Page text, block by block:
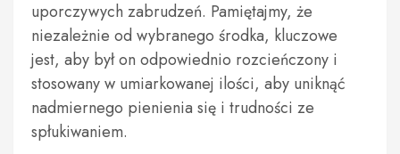
uporczywych zabrudzeń. Pamiętajmy, że
niezależnie od wybranego środka, kluczowe
jest, aby był on odpowiednio rozcieńczony i
stosowany w umiarkowanej ilości, aby uniknąć
nadmiernego pienienia się i trudności ze
spłukiwaniem.